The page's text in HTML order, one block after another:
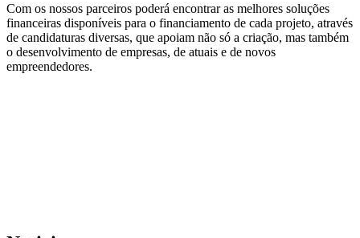
Com os nossos parceiros poderá encontrar as melhores soluções
financeiras disponíveis para o financiamento de cada projeto, através
de candidaturas diversas, que apoiam não só a criação, mas também
o desenvolvimento de empresas, de atuais e de novos
empreendedores.